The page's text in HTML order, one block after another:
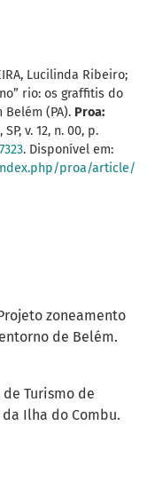
Lucilinda Ribeiro;
rio: os graffitis do
(PA). Proa:
v. 12, n. 00, p.
. Disponível em:
proa/article/
zoneamento
de Belém.
Turismo de
Ilha do Combu.